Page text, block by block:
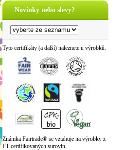
Novinky nebo slevy?
Tyto certifikáty (a další) naleznete u výrobků.
Známka Fairtrade® se vztahuje na výrobky z
FT certifikovaných surovin.